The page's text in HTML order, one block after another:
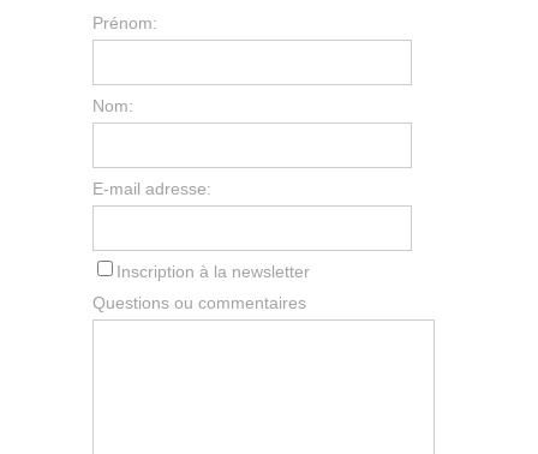
Prénom:
Nom:
E-mail adresse:
Inscription à la newsletter
Questions ou commentaires